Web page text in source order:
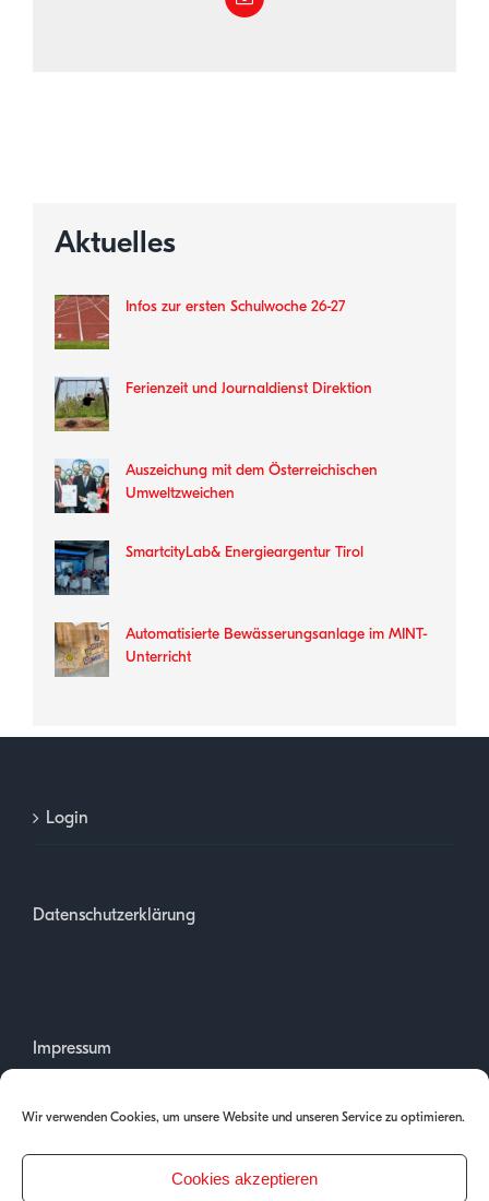
Wir verwenden Cookies, um unsere Website und unseren Service zu optimieren.
Cookies akzeptieren
Aktuelles
Infos zur ersten Schulwoche 26-27
Ferienzeit und Journaldienst Direktion
Auszeichung mit dem Österreichischen
Umweltzweichen
SmartcityLab& Energieargentur Tirol
Automatisierte Bewässerungsanlage im MINT-
Unterricht
Login
Datenschutzerklärung
Impressum